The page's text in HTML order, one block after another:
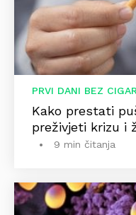
PRVI DANI BEZ
Kako prestati
preživjeti krizu i
9 min čitanja